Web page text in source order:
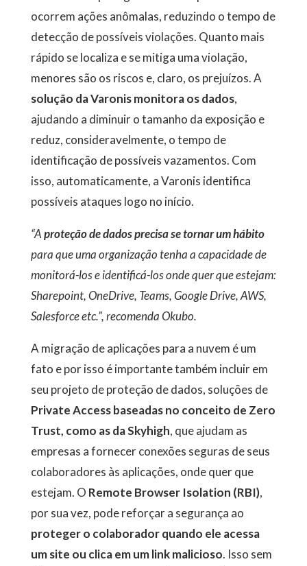
ocorrem ações anômalas, reduzindo o tempo de
detecção de possíveis violações. Quanto mais
rápido se localiza e se mitiga uma violação,
menores são os riscos e, claro, os prejuízos. A
solução da Varonis monitora os dados,
ajudando a diminuir o tamanho da exposição e
reduz, consideravelmente, o tempo de
identificação de possíveis vazamentos. Com
isso, automaticamente, a Varonis identifica
possíveis ataques logo no início.
“Aproteção de dados precisa se tornar um hábito
para que uma organização tenha a capacidade de
monitorá-los e identificá-los onde quer que estejam:
Sharepoint, OneDrive, Teams, Google Drive, AWS,
Salesforce etc.”, recomenda Okubo.
A migração de aplicações para a nuvem é um
fato e por isso é importante também incluir em
seu projeto de proteção de dados, soluções de
Private Access baseadas no conceito de Zero
Trust, como as daSkyhigh, que ajudam as
empresas a fornecer conexões seguras de seus
colaboradores às aplicações, onde quer que
estejam. O Remote Browser Isolation (RBI),
por sua vez, pode reforçar a segurança ao
proteger o colaborador quando ele acessa
um site ou clica em um link malicioso. Isso sem